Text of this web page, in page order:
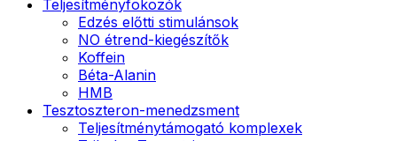
Teljesítményfokozók
Edzés előtti stimulánsok
NO étrend-kiegészítők
Koffein
Béta-Alanin
HMB
Tesztoszteron-menedzsment
Teljesítménytámogató komplexek